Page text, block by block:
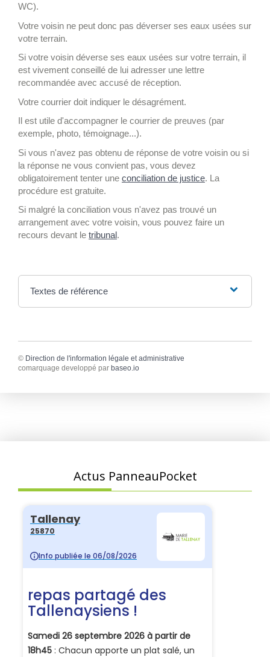
WC).
Votre voisin ne peut donc pas déverser ses eaux usées sur
votre terrain.
Si votre voisin déverse ses eaux usées sur votre terrain, il
est vivement conseillé de lui adresser une lettre
recommandée avec accusé de réception.
Votre courrier doit indiquer le désagrément.
Il est utile d'accompagner le courrier de preuves (par
exemple, photo, témoignage...).
Si vous n'avez pas obtenu de réponse de votre voisin ou si
la réponse ne vous convient pas, vous devez
obligatoirement tenter une conciliation de justice. La
procédure est gratuite.
Si malgré la conciliation vous n'avez pas trouvé un
arrangement avec votre voisin, vous pouvez faire un
recours devant le tribunal.
Textes de référence
© Direction de l'information légale et administrative
comarquage developpé par baseo.io
Actus PanneauPocket